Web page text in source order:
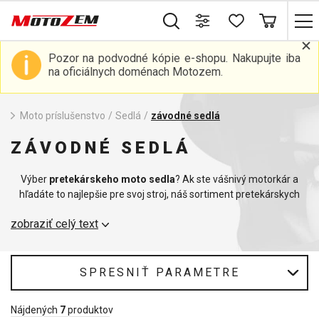
Pozor na podvodné kópie e-shopu. Nakupujte iba
na oficiálnych doménach Motozem.
Moto príslušenstvo / Sedlá / závodné sedlá
ZÁVODNÉ SEDLÁ
Výber pretekárskeho moto sedla? Ak ste vášnivý motorkár a
hľadáte to najlepšie pre svoj stroj, náš sortiment pretekárskych
navrhnuté pre maximálny výkon a pohodlie pri jazde na okruhu
Každé z našich pretekárskych sediel je vyrobené z prvotriednych
optimálnu oporu a pohodlie, ktoré sú nevyhnutné pri dlhých
zobraziť celý text
SPRESNIŤ PARAMETRE
Nájdených 7produktov